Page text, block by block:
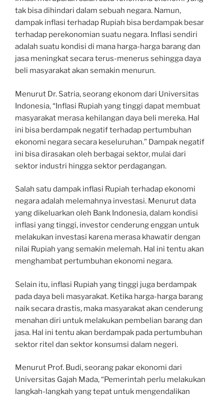
tak bisa dihindari dalam sebuah negara. Namun,
dampak inflasi terhadap Rupiah bisa berdampak besar
terhadap perekonomian suatu negara. Inflasi sendiri
adalah suatu kondisi di mana harga-harga barang dan
jasa meningkat secara terus-menerus sehingga daya
beli masyarakat akan semakin menurun.
Menurut Dr. Satria, seorang ekonom dari Universitas
Indonesia, “Inflasi Rupiah yang tinggi dapat membuat
masyarakat merasa kehilangan daya beli mereka. Hal
ini bisa berdampak negatif terhadap pertumbuhan
ekonomi negara secara keseluruhan.” Dampak negatif
ini bisa dirasakan oleh berbagai sektor, mulai dari
sektor industri hingga sektor perdagangan.
Salah satu dampak inflasi Rupiah terhadap ekonomi
negara adalah melemahnya investasi. Menurut data
yang dikeluarkan oleh Bank Indonesia, dalam kondisi
inflasi yang tinggi, investor cenderung enggan untuk
melakukan investasi karena merasa khawatir dengan
nilai Rupiah yang semakin melemah. Hal ini tentu akan
menghambat pertumbuhan ekonomi negara.
Selain itu, inflasi Rupiah yang tinggi juga berdampak
pada daya beli masyarakat. Ketika harga-harga barang
naik secara drastis, maka masyarakat akan cenderung
menahan diri untuk melakukan pembelian barang dan
jasa. Hal ini tentu akan berdampak pada pertumbuhan
sektor ritel dan sektor konsumsi dalam negeri.
Menurut Prof. Budi, seorang pakar ekonomi dari
Universitas Gajah Mada, “Pemerintah perlu melakukan
langkah-langkah yang tepat untuk mengendalikan